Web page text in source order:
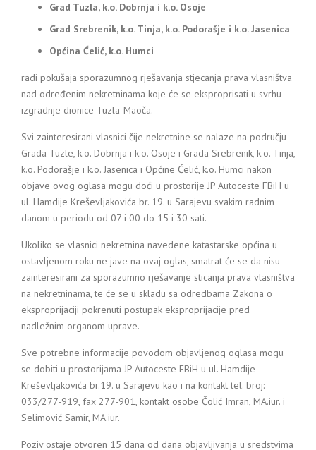
Grad Tuzla, k.o. Dobrnja i k.o. Osoje
Grad Srebrenik, k.o. Tinja, k.o. Podorašje i k.o. Jasenica
Općina Ćelić, k.o. Humci
radi pokušaja sporazumnog rješavanja stjecanja prava vlasništva
nad određenim nekretninama koje će se eksproprisati u svrhu
izgradnje dionice Tuzla-Maoča.
Svi zainteresirani vlasnici čije nekretnine se nalaze na području
Grada Tuzle, k.o. Dobrnja i k.o. Osoje i Grada Srebrenik, k.o. Tinja,
k.o. Podorašje i k.o. Jasenica i Općine Ćelić, k.o. Humci nakon
objave ovog oglasa mogu doći u prostorije JP Autoceste FBiH u
ul. Hamdije Kreševljakovića br. 19. u Sarajevu svakim radnim
danom u periodu od 07 i 00 do 15 i 30 sati.
Ukoliko se vlasnici nekretnina navedene katastarske općina u
ostavljenom roku ne jave na ovaj oglas, smatrat će se da nisu
zainteresirani za sporazumno rješavanje sticanja prava vlasništva
na nekretninama, te će se u skladu sa odredbama Zakona o
eksproprijaciji pokrenuti postupak eksproprijacije pred
nadležnim organom uprave.
Sve potrebne informacije povodom objavljenog oglasa mogu
se dobiti u prostorijama JP Autoceste FBiH u ul. Hamdije
Kreševljakovića br.19. u Sarajevu kao i na kontakt tel. broj:
033/277-919, fax 277-901, kontakt osobe Čolić Imran, MA.iur. i
Selimović Samir, MA.iur.
Poziv ostaje otvoren 15 dana od dana objavljivanja u sredstvima